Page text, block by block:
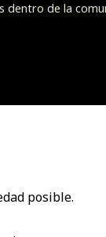
dentro de la
posible.